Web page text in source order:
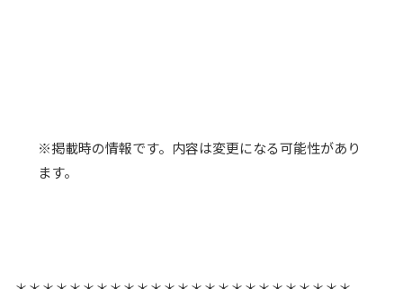
※掲載時の情報です。内容は変更になる可能性があり
ます。